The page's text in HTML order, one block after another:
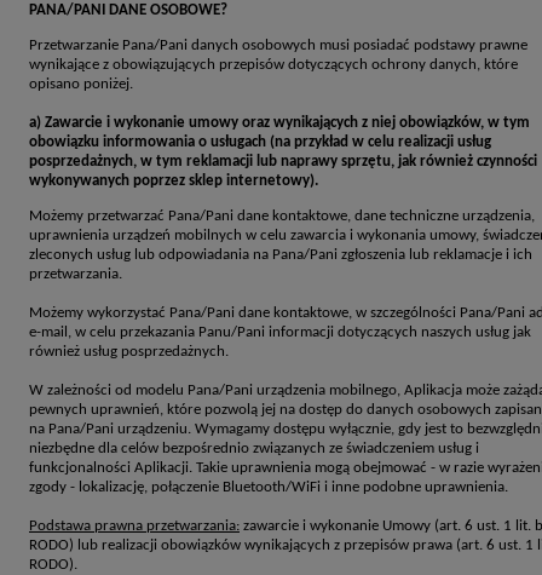
PANA/PANI DANE OSOBOWE?
Przetwarzanie Pana/Pani danych osobowych musi posiadać podstawy prawne
wynikające z obowiązujących przepisów dotyczących ochrony danych, które
opisano poniżej.
a) Zawarcie i wykonanie umowy oraz wynikających z niej obowiązków, w tym
obowiązku informowania o usługach (na przykład w celu realizacji usług
posprzedażnych, w tym reklamacji lub naprawy sprzętu, jak również czynności
wykonywanych poprzez sklep internetowy).
Możemy przetwarzać Pana/Pani dane kontaktowe, dane techniczne urządzenia,
uprawnienia urządzeń mobilnych w celu zawarcia i wykonania umowy,
zleconych usług lub odpowiadania na Pana/Pani zgłoszenia lub reklamacje i ich
przetwarzania.
Możemy wykorzystać Pana/Pani dane kontaktowe, w szczególności Pana/Pani
e-mail, w celu przekazania Panu/Pani informacji dotyczących naszych usług jak
również usług posprzedażnych.
W zależności od modelu Pana/Pani urządzenia mobilnego, Aplikacja może
pewnych uprawnień, które pozwolą jej na dostęp do danych osobowych
na Pana/Pani urządzeniu. Wymagamy dostępu wyłącznie, gdy jest to
niezbędne dla celów bezpośrednio związanych ze świadczeniem usług i
funkcjonalności Aplikacji. Takie uprawnienia mogą obejmować - w razie
zgody - lokalizację, połączenie Bluetooth/WiFi i inne podobne uprawnienia.
Podstawa prawna przetwarzania: zawarcie i wykonanie Umowy (art. 6 ust. 1 lit. b
RODO) lub realizacji obowiązków wynikających z przepisów prawa (art. 6 ust. 1
RODO).